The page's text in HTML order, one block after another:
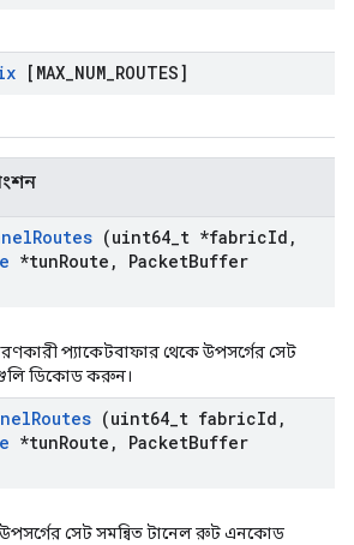
[MAX NUM ROUTES]
Routes (uint64 t *fabricId ,
*tunRoute , PacketBuffer
প্যাকেটবাফার থেকে উপসর্গের সেট
ডিকোড করুন।
Routes (uint64 t fabricId ,
*tunRoute , PacketBuffer
উপসর্গের সেট সমন্বিত টানেল রুট এনকোড